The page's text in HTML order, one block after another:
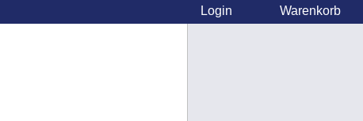
Login Warenkorb